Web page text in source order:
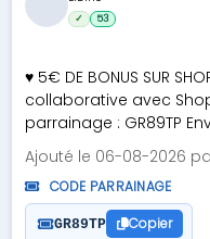
♥ 5€ DE BONUS SUR
collaborative avec
parrainage : GR89TP
Ajouté le 06-08-2026
CODE PARRAINAGE
GR89TP Copier
✓ 53